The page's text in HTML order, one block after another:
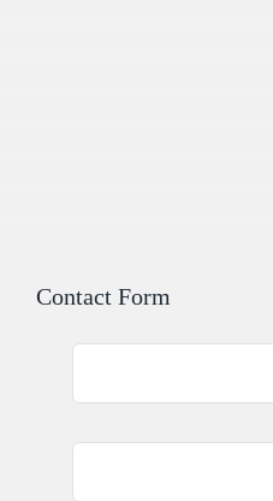
Contact Form